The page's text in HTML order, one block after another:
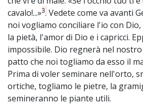
cavalo!...»3. Vedete come va avanti
noi vogliamo conciliare l'io con Dio,
la pietà, l'amor di Dio e i capricci.
impossibile. Dio regnerà nel
patto che noi togliamo da esso il
Prima di voler seminare nell'orto,
ortiche, togliamo le pietre, la
semineranno le piante utili.